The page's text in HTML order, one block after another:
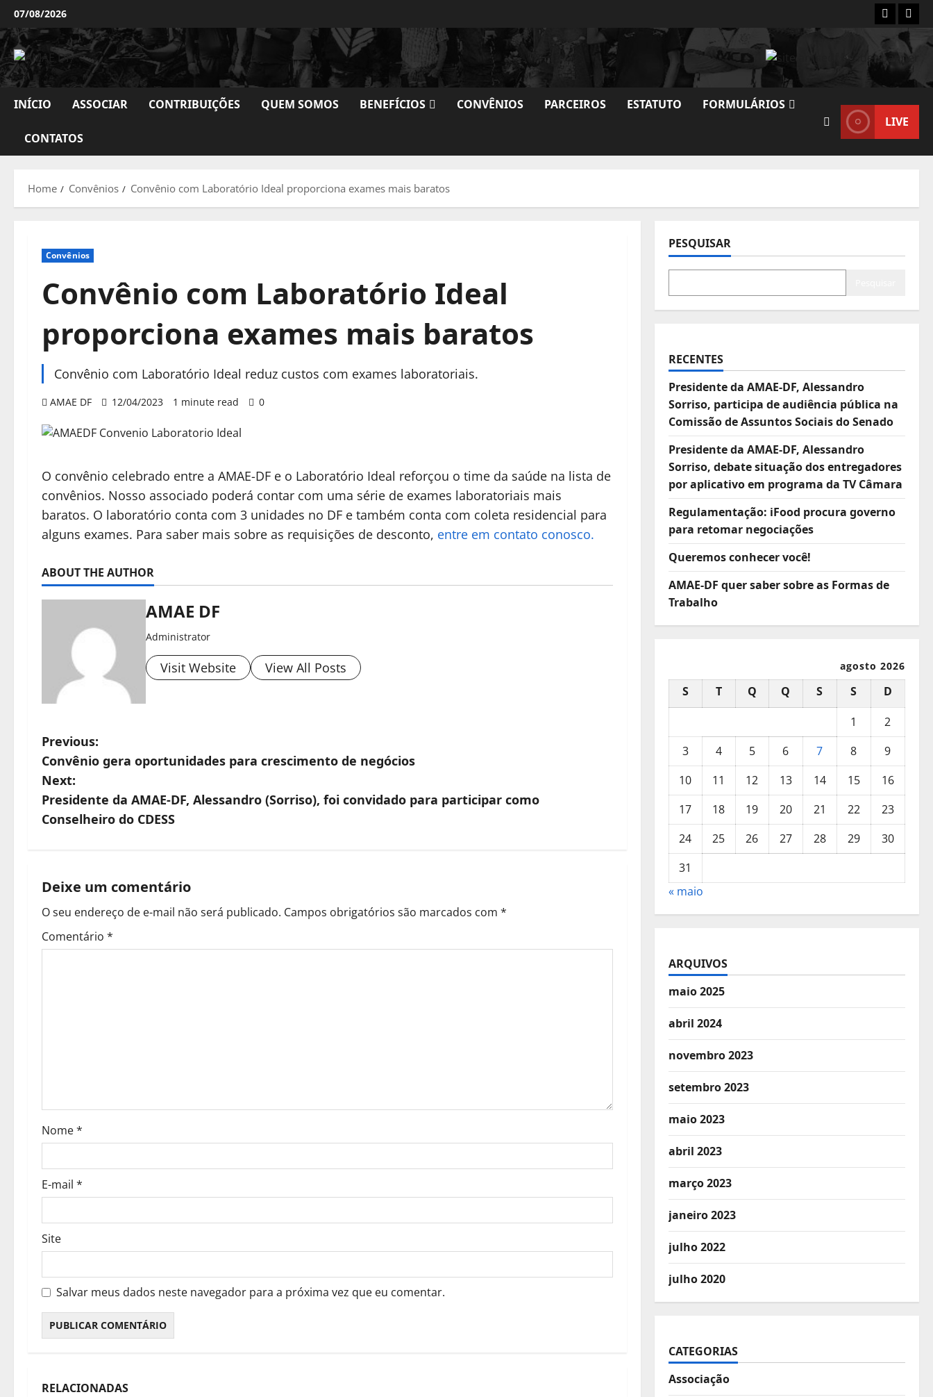
Skip
content
07/08/2026
INÍCIO ASSOCIAR CONTRIBUIÇÕES QUEM SOMOS BENEFÍCIOS CONVÊNIOS PARCEIROS ESTATUTO FORMULÁRIOS
CONTATOS
LIVE
Home Convênios Convênio com Laboratório Ideal proporciona exames mais baratos
Convênios
Convênio com Laboratório Ideal
proporciona exames mais baratos
Convênio com Laboratório Ideal reduz custos com exames laboratoriais.
AMAE DF 12/04/2023 1 minute read 0
O convênio celebrado entre a AMAE-DF e o Laboratório Ideal reforçou o time da saúde na lista de
convênios. Nosso associado poderá contar com uma série de exames laboratoriais mais
baratos. O laboratório conta com 3 unidades no DF e também conta com coleta residencial para
alguns exames. Para saber mais sobre as requisições de desconto, entre em contato conosco.
ABOUT THE AUTHOR
AMAE DF
Administrator
Visit Website View All Posts
P
o
s
t
a
v
i
n
Previous:
Convênio gera oportunidades para crescimento de negócios
Next:
Presidente da AMAE-DF, Alessandro (Sorriso), foi convidado para participar como
Conselheiro do CDESS
Deixe um comentário
O seu endereço de e-mail não será publicado. Campos obrigatórios são marcados com *
Comentário *
Nome*
E-mail *
Site
Salvar meus dados neste navegador para a próxima vez que eu comentar.
RELACIONADAS
PESQUISAR
RECENTES
Presidente da AMAE-DF, Alessandro
Sorriso, participa de audiência pública na
Comissão de Assuntos Sociais do Senado
Presidente da AMAE-DF, Alessandro
Sorriso, debate situação dos entregadores
por aplicativo em programa da TV Câmara
Regulamentação: iFood procura governo
para retomar negociações
Queremos conhecer você!
AMAE-DF quer saber sobre as Formas de
Trabalho
agosto 2026
S T Q Q S S
D
1
2
3
4 5 6 7 8
9
10
11 12 13 14 15
16
17
18 19 20 21 22
23
24
25 26 27 28 29
30
31
« maio
ARQUIVOS
maio 2025
abril 2024
novembro 2023
setembro 2023
maio 2023
abril 2023
março 2023
janeiro 2023
julho 2022
julho 2020
CATEGORIAS
Associação